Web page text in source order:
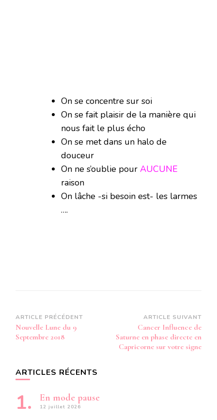
On se concentre sur soi
On se fait plaisir de la manière qui
nous fait le plus écho
On se met dans un halo de
douceur
On ne s’oublie pour AUCUNE
raison
On lâche -si besoin est- les larmes
….
Navigation
d’article
ARTICLE PRÉCÉDENT
Nouvelle Lune du 9
Septembre 2018
ARTICLE SUIVANT
Cancer Influence de
Saturne en phase directe en
Capricorne sur votre signe
ARTICLES RÉCENTS
En mode pause
12 juillet 2026